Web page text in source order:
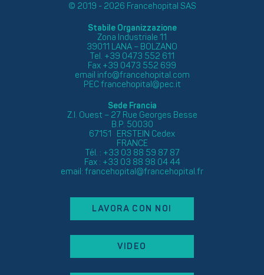
© 2019 - 2026 Francehopital SAS
Stabile Organizzazione
Zona Industriale 11
39011 LANA – BOLZANO
Tel. +39 0473 552 611
Fax +39 0473 552 699
email info@francehopital.com
PECfrancehopital@pec.it
Sede Francia
Z.I. Ouest – 27 Rue Georges Besse
B.P. 50030
67151 ERSTEIN Cedex
FRANCE
Tél. : +33 03 88 59 87 87
Fax : +33 03 88 98 04 44
email: francehopital@francehopital.fr
LAVORA CON NOI
VIDEO